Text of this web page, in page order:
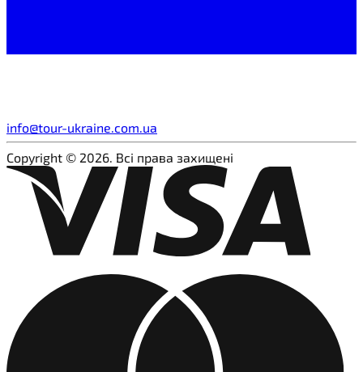
info@tour-ukraine.com.ua
Copyright © 2026. Всі права захищені